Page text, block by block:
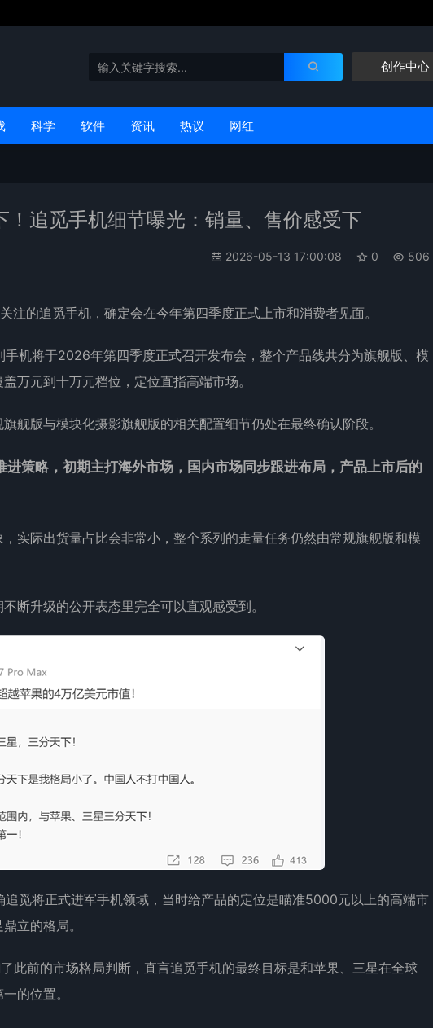
创作中心
科学 软件 资讯 热议 网红
追觅手机细节曝光：销量、售价感受下
2026-05-13 17:00:08 0 506
注的追觅手机 ，确定会在今年第四季度正式上市和消费者见面。
机将于2026年第四季度正式召开发布会，整个产品线共分为旗舰版、模
万元到十万元档位，定位直指高端市场。
舰版与模块化摄影旗舰版的相关配置细节仍处在最终确认阶段。
策略，初期主打海外市场，国内市场同步跟进布局，产品上市后的
实际出货量占比会非常小，整个系列的走量任务仍然由常规旗舰版和模
断升级的公开表态里完全可以直观感受到。
觅将正式进军手机领域，当时给产品的定位是瞄准5000元以上的高端市
立的格局。
此前的市场格局判断，直言追觅手机的最终目标是和苹果、三星在全球
的位置。